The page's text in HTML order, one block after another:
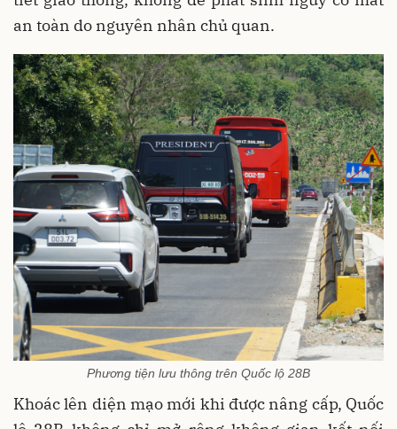
an toàn do nguyên nhân chủ quan.
Phương tiện lưu thông trên Quốc lộ 28B
Khoác lên diện mạo mới khi được nâng cấp, Quốc